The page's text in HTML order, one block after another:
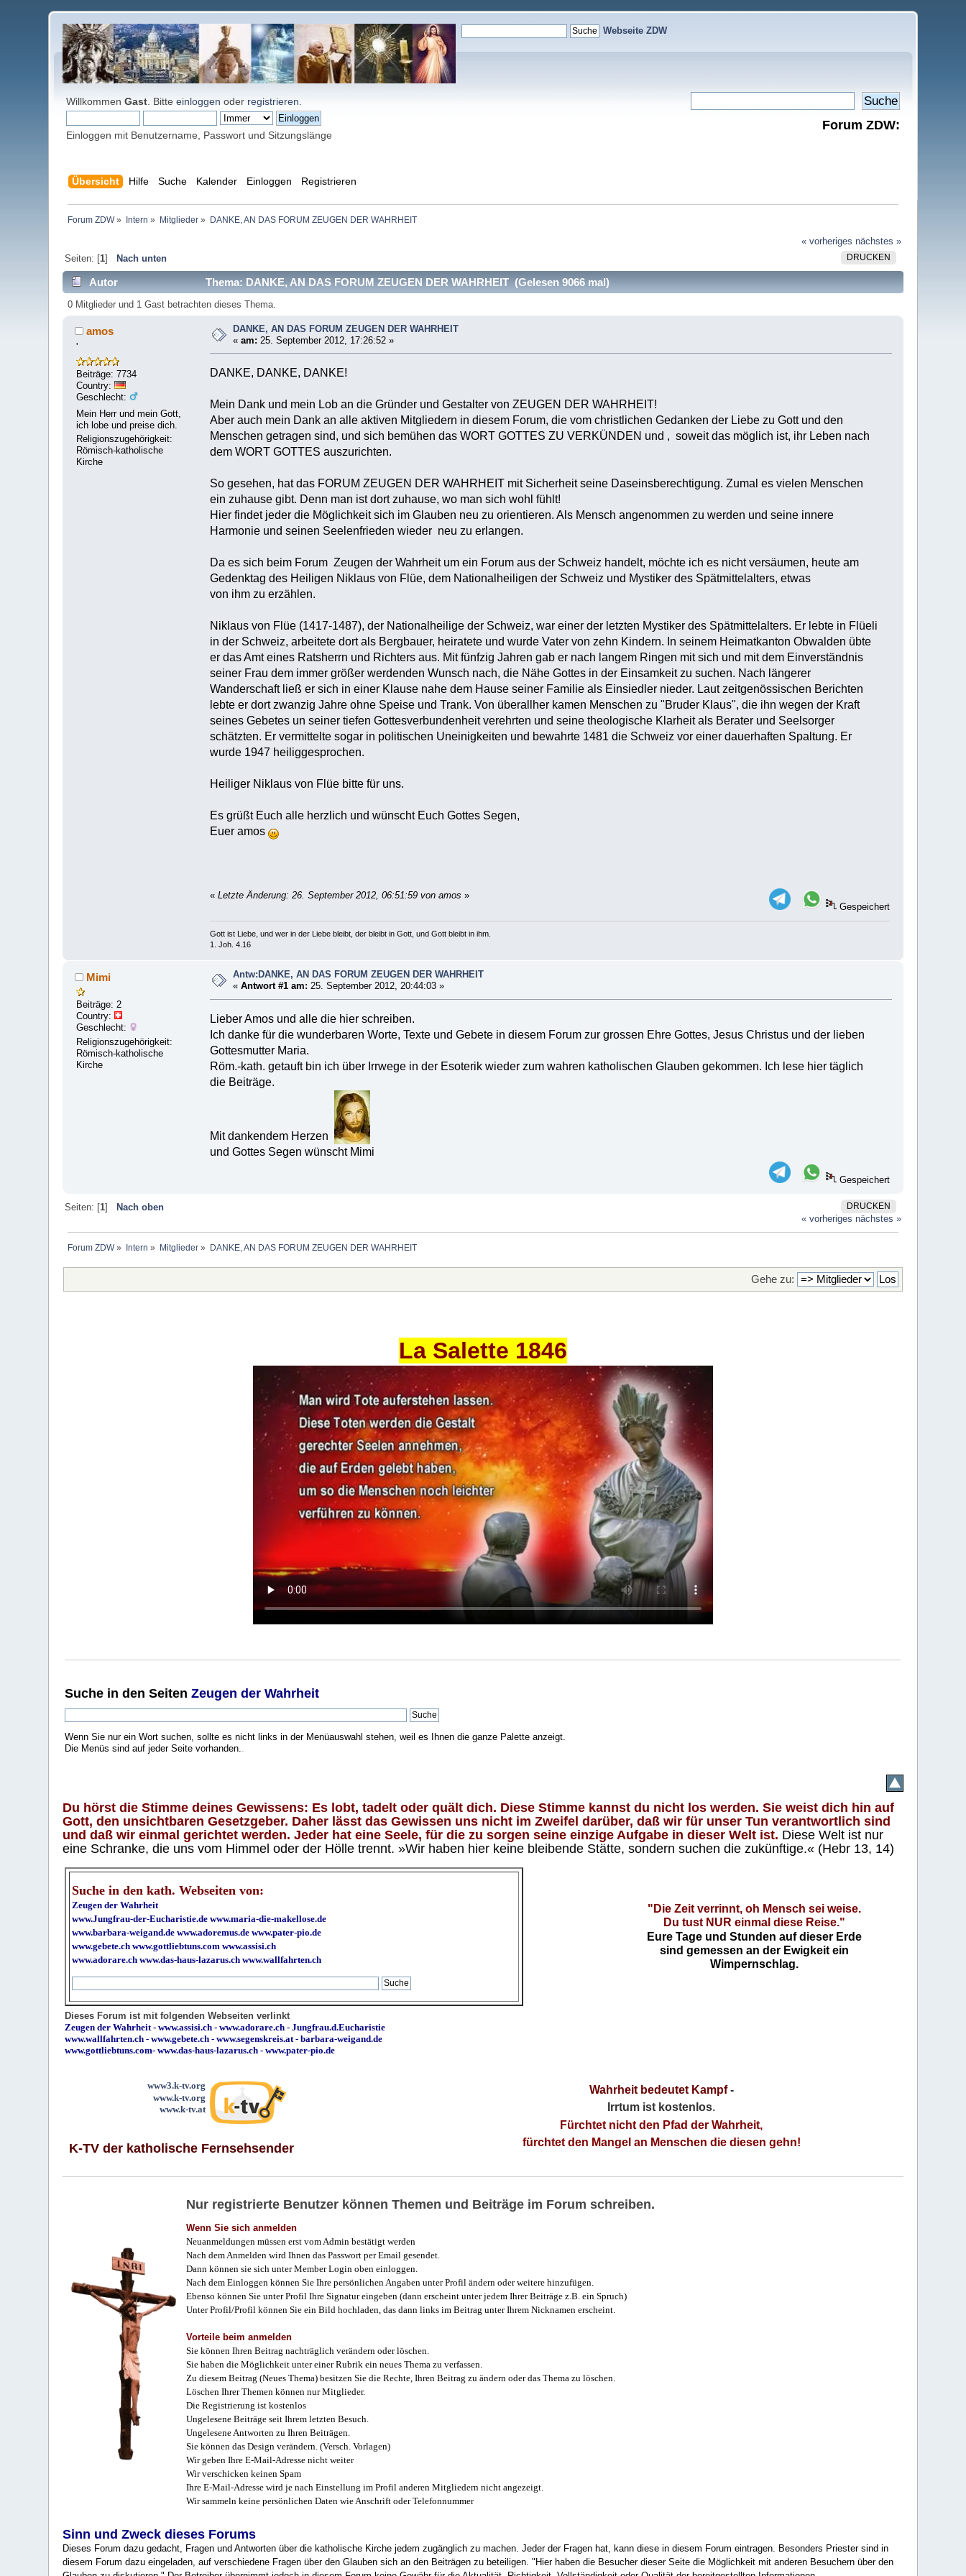
Webseite ZDW
WillkommenGast . Bitteeinloggen oder registrieren
Einloggen mit Benutzername, Passwort und Sitzungslänge
Forum ZDW:
Übersicht Hilfe Suche Kalender Einloggen Registrieren
Forum ZDW» Intern » Mitglieder» DANKE, AN DAS FORUM ZEUGEN DER WAHRHEIT
« vorheriges nächstes »
DRUCKEN
Seiten: [1] Nach unten
Autor Thema: DANKE, AN DAS FORUM ZEUGEN DER WAHRHEIT (Gelesen 9066 mal)
0 Mitglieder und 1 Gast betrachten dieses Thema.
amos
'
Beiträge: 7734
Country:
Geschlecht:
Mein Herr und mein Gott,
ich lobe und preise dich.
Religionszugehörigkeit:
Römisch-katholische
Kirche
DANKE, AN DAS FORUM ZEUGEN DER WAHRHEIT
«am: 25. September 2012, 17:26:52 »
DANKE, DANKE, DANKE!
Mein Dank und mein Lob an die Gründer und Gestalter von ZEUGEN DER WAHRHEIT!
Aber auch mein Dank an alle aktiven Mitgliedern in diesem Forum, die vom christlichen Gedanken der Liebe zu Gott und den
Menschen getragen sind, und sich bemühen das WORT GOTTES ZU VERKÜNDEN und , soweit das möglich ist, ihr Leben nach
dem WORT GOTTES auszurichten.
So gesehen, hat das FORUM ZEUGEN DER WAHRHEIT mit Sicherheit seine Daseinsberechtigung. Zumal es vielen Menschen
ein zuhause gibt. Denn man ist dort zuhause, wo man sich wohl fühlt!
Hier findet jeder die Möglichkeit sich im Glauben neu zu orientieren. Als Mensch angenommen zu werden und seine innere
Harmonie und seinen Seelenfrieden wieder neu zu erlangen.
Da es sich beim Forum Zeugen der Wahrheit um ein Forum aus der Schweiz handelt, möchte ich es nicht versäumen, heute am
Gedenktag des Heiligen Niklaus von Flüe, dem Nationalheiligen der Schweiz und Mystiker des Spätmittelalters, etwas
von ihm zu erzählen.
Niklaus von Flüe (1417-1487), der Nationalheilige der Schweiz, war einer der letzten Mystiker des Spätmittelalters. Er lebte in Flüeli
in der Schweiz, arbeitete dort als Bergbauer, heiratete und wurde Vater von zehn Kindern. In seinem Heimatkanton Obwalden übte
er das Amt eines Ratsherrn und Richters aus. Mit fünfzig Jahren gab er nach langem Ringen mit sich und mit dem Einverständnis
seiner Frau dem immer größer werdenden Wunsch nach, die Nähe Gottes in der Einsamkeit zu suchen. Nach längerer
Wanderschaft ließ er sich in einer Klause nahe dem Hause seiner Familie als Einsiedler nieder. Laut zeitgenössischen Berichten
lebte er dort zwanzig Jahre ohne Speise und Trank. Von überallher kamen Menschen zu "Bruder Klaus", die ihn wegen der Kraft
seines Gebetes un seiner tiefen Gottesverbundenheit verehrten und seine theologische Klarheit als Berater und Seelsorger
schätzten. Er vermittelte sogar in politischen Uneinigkeiten und bewahrte 1481 die Schweiz vor einer dauerhaften Spaltung. Er
wurde 1947 heiliggesprochen.
Heiliger Niklaus von Flüe bitte für uns.
Es grüßt Euch alle herzlich und wünscht Euch Gottes Segen,
Euer amos
« Letzte Änderung: 26. September 2012, 06:51:59 von amos »
Gespeichert
Gott ist Liebe, und wer in der Liebe bleibt, der bleibt in Gott, und Gott bleibt in ihm.
1. Joh. 4.16
Mimi
Beiträge: 2
Country:
Geschlecht:
Religionszugehörigkeit:
Römisch-katholische
Kirche
Antw:DANKE, AN DAS FORUM ZEUGEN DER WAHRHEIT
«Antwort #1 am: 25. September 2012, 20:44:03 »
Lieber Amos und alle die hier schreiben.
Ich danke für die wunderbaren Worte, Texte und Gebete in diesem Forum zur grossen Ehre Gottes, Jesus Christus und der lieben
Gottesmutter Maria.
Röm.-kath. getauft bin ich über Irrwege in der Esoterik wieder zum wahren katholischen Glauben gekommen. Ich lese hier täglich
die Beiträge.
Mit dankendem Herzen
und Gottes Segen wünscht Mimi
Gespeichert
DRUCKEN
Seiten: [1]
Nach oben
« vorheriges nächstes »
Forum ZDW» Intern » Mitglieder» DANKE, AN DAS FORUM ZEUGEN DER WAHRHEIT
Gehe zu:
La Salette 1846
Suche in den SeitenZeugen der Wahrheit
Wenn Sie nur ein Wort suchen, sollte es nicht links in der Menüauswahl stehen, weil es Ihnen die ganze Palette anzeigt.
Die Menüs sind auf jeder Seite vorhanden..
Du hörst die Stimme deines Gewissens: Es lobt, tadelt oder quält dich. Diese Stimme kannst du nicht los werden. Sie weist dich hin auf
Gott, den unsichtbaren Gesetzgeber. Daher lässt das Gewissen uns nicht im Zweifel darüber, daß wir für unser Tun verantwortlich sind
und daß wir einmal gerichtet werden. Jeder hat eine Seele, für die zu sorgen seine einzige Aufgabe in dieser Welt ist. Diese Welt ist nur
eine Schranke, die uns vom Himmel oder der Hölle trennt. »Wir haben hier keine bleibende Stätte, sondern suchen die zukünftige.« (Hebr 13, 14)
Suche in den kath. Webseiten von:
Zeugen der Wahrheit
www.Jungfrau-der-Eucharistie.de www.maria-die-makellose.de
www.barbara-weigand.de www.adoremus.de www.pater-pio.de
www.gebete.ch www.gottliebtuns.com www.assisi.ch
www.adorare.ch www.das-haus-lazarus.ch www.wallfahrten.ch
"Die Zeit verrinnt, oh Mensch sei weise.
Du tust NUR einmal diese Reise."
Eure Tage und Stunden auf dieser Erde
sind gemessen an der Ewigkeit ein
Wimpernschlag.
Dieses Forum ist mit folgenden Webseiten verlinkt
Zeugen der Wahrheit-www.assisi.ch -www.adorare.ch -Jungfrau.d.Eucharistie
www.wallfahrten.ch -www.gebete.ch -www.segenskreis.at-barbara-weigand.de
www.gottliebtuns.com-www.das-haus-lazarus.ch - www.pater-pio.de
www3.k-tv.org
www.k-tv.org
www.k-tv.at
K-TV der katholische Fernsehsender
Wahrheit bedeutet Kampf-
Irrtum ist kostenlos.
Fürchtet nicht den Pfad der Wahrheit,
fürchtet den Mangel an Menschen die diesen gehn!
Nur registrierte Benutzer können Themen und Beiträge im Forum schreiben.
Wenn Sie sich anmelden
Neuanmeldungen müssen erst vom Admin bestätigt werden
Nach dem Anmelden wird Ihnen das Passwort per Email gesendet.
Dann können sie sich unter Member Login oben einloggen.
Nach dem Einloggen können Sie Ihre persönlichen Angaben unter Profil ändern oder weitere hinzufügen.
Ebenso können Sie unter Profil Ihre Signatur eingeben (dann erscheint unter jedem Ihrer Beiträge z.B. ein Spruch)
Unter Profil/Profil können Sie ein Bild hochladen, das dann links im Beitrag unter Ihrem Nicknamen erscheint.
Vorteile beim anmelden
Sie können Ihren Beitrag nachträglich verändern oder löschen.
Sie haben die Möglichkeit unter einer Rubrik ein neues Thema zu verfassen.
Zu diesem Beitrag (Neues Thema) besitzen Sie die Rechte, Ihren Beitrag zu ändern oder das Thema zu löschen.
Löschen Ihrer Themen können nur Mitglieder.
Die Registrierung ist kostenlos
Ungelesene Beiträge seit Ihrem letzten Besuch.
Ungelesene Antworten zu Ihren Beiträgen.
Sie können das Design verändern. (Versch. Vorlagen)
Wir geben Ihre E-Mail-Adresse nicht weiter
Wir verschicken keinen Spam
Ihre E-Mail-Adresse wird je nach Einstellung im Profil anderen Mitgliedern nicht angezeigt.
Wir sammeln keine persönlichen Daten wie Anschrift oder Telefonnummer
Sinn und Zweck dieses Forums
Dieses Forum dazu gedacht, Fragen und Antworten über die katholische Kirche jedem zugänglich zu machen. Jeder der Fragen hat, kann diese in diesem Forum eintragen. Besonders Priester sind in
diesem Forum dazu eingeladen, auf verschiedene Fragen über den Glauben sich an den Beiträgen zu beteiligen. "Hier haben die Besucher dieser Seite die Möglichkeit mit anderen Besuchern über den